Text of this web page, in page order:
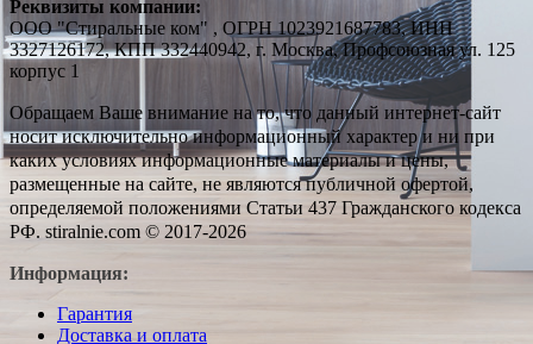
Реквизиты компании:
ООО "Стиральные ком" , ОГРН 1023921687783, ИНН
3327126172, КПП 332440942, г. Москва, Профсоюзная ул. 125
корпус 1
Обращаем Ваше внимание на то, что данный интернет-сайт
носит исключительно информационный характер и ни при
каких условиях информационные материалы и цены,
размещенные на сайте, не являются публичной офертой,
определяемой положениями Статьи 437 Гражданского кодекса
РФ. stiralnie.com © 2017-2026
Информация:
Гарантия
Доставка и оплата